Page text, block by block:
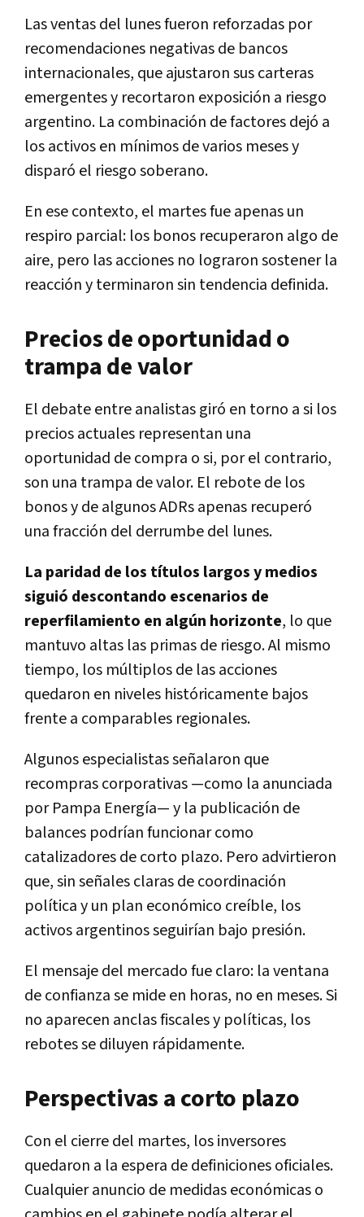
Las ventas del lunes fueron reforzadas por
recomendaciones negativas de bancos
internacionales, que ajustaron sus carteras
emergentes y recortaron exposición a riesgo
argentino. La combinación de factores dejó a
los activos en mínimos de varios meses y
disparó el riesgo soberano.
En ese contexto, el martes fue apenas un
respiro parcial: los bonos recuperaron algo de
aire, pero las acciones no lograron sostener la
reacción y terminaron sin tendencia definida.
Precios de oportunidad o
trampa de valor
El debate entre analistas giró en torno a si los
precios actuales representan una
oportunidad de compra o si, por el contrario,
son una trampa de valor. El rebote de los
bonos y de algunos ADRs apenas recuperó
una fracción del derrumbe del lunes.
La paridad de los títulos largos y medios
siguió descontando escenarios de
reperfilamiento en algún horizonte, lo que
mantuvo altas las primas de riesgo. Al mismo
tiempo, los múltiplos de las acciones
quedaron en niveles históricamente bajos
frente a comparables regionales.
Algunos especialistas señalaron que
recompras corporativas —como la anunciada
por Pampa Energía— y la publicación de
balances podrían funcionar como
catalizadores de corto plazo. Pero advirtieron
que, sin señales claras de coordinación
política y un plan económico creíble, los
activos argentinos seguirían bajo presión.
El mensaje del mercado fue claro: la ventana
de confianza se mide en horas, no en meses. Si
no aparecen anclas fiscales y políticas, los
rebotes se diluyen rápidamente.
Perspectivas a corto plazo
Con el cierre del martes, los inversores
quedaron a la espera de definiciones oficiales.
Cualquier anuncio de medidas económicas o